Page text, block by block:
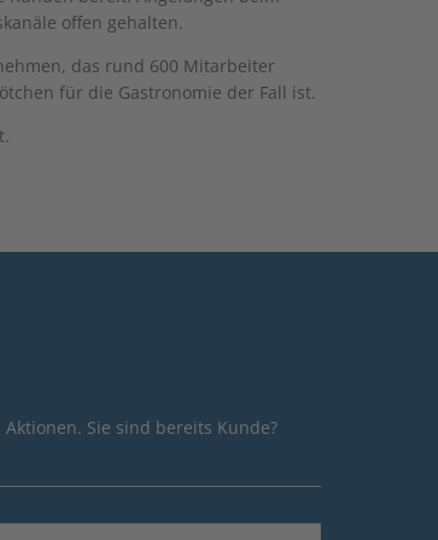
offen gehalten.
das rund 600 Mitarbeiter
für die Gastronomie der Fall ist.
Sie sind bereits Kunde?